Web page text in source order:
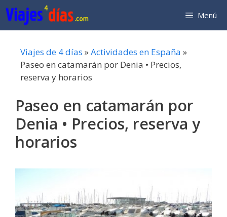
Saltar
al
contenido
Menú
Viajes de 4 días »Actividades en España »
Paseo en catamarán por Denia • Precios,
reserva y horarios
Paseo en catamarán por
Denia • Precios, reserva y
horarios